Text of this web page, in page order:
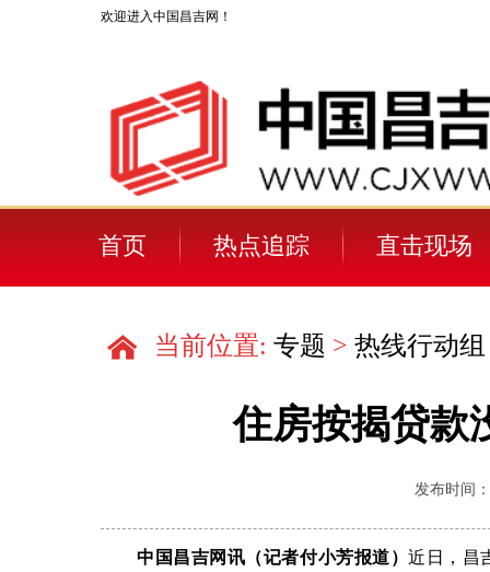
欢迎进入中国昌吉网！
首页 热点追踪 直击现场
当前位置: 专题 > 热线行动组
住房按揭贷款
发布时间
中国昌吉网讯（记者付小芳报道）近日，昌